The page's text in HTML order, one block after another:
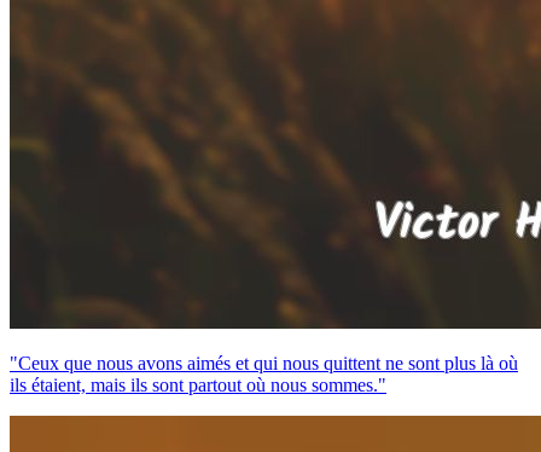
"Ceux que nous avons aimés et qui nous quittent ne sont plus là où
ils étaient, mais ils sont partout où nous sommes."